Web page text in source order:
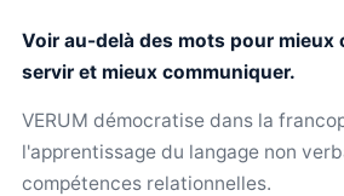
Voir au-delà des mots pour mieux
servir et mieux communiquer.
VERUM démocratise dans la
l'apprentissage du langage non
compétences relationnelles.